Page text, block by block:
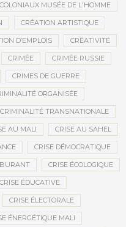
MUSÉE DE L'HOMME
CRÉATION ARTISTIQUE
D’EMPLOIS CRÉATIVITÉ
CRIMÉE CRIMÉE RUSSIE
CRIMES DE GUERRE
ORGANISÉE
CRIMINALITÉ TRANSNATIONALE
AU MALI CRISE AU SAHEL
CRISE DÉMOCRATIQUE
CRISE ÉCOLOGIQUE
CRISE ÉDUCATIVE
CRISE ÉLECTORALE
ÉNERGÉTIQUE MALI